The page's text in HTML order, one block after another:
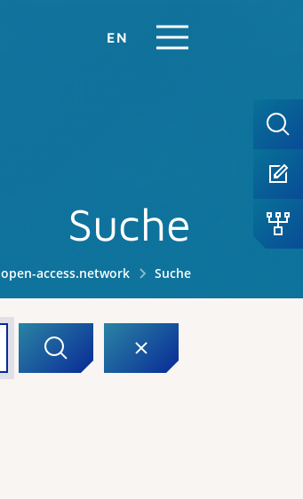
EN
Suche
open-access.network Suche